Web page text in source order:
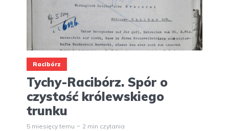
Racibórz
Tychy-Racibórz. Spór o
czystość królewskiego
trunku
5 miesięcy temu 2 min czytania